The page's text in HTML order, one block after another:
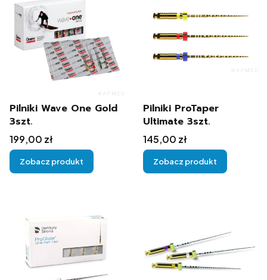
Pilniki Wave One Gold
3szt.
Cena
199,00 zł
Zobacz produkt
Pilniki ProTaper
Ultimate 3szt.
Cena
145,00 zł
Zobacz produkt